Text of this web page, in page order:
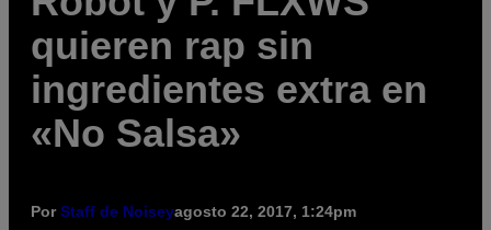
quieren rap sin
ingredientes extra en
«No Salsa»
PorStaff de Noiseyagosto 22, 2017, 1:24pm